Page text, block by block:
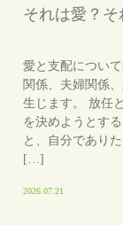
それは愛？そ
愛と支配につい
関係、夫婦関係
生じます。 放任
を決めようとす
と、自分であり
[…]
2026.07.21